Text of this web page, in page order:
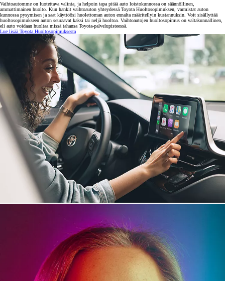
Vaihtoautomme on luotettava valinta, ja helpoin tapa pitää auto loistokunnossa on säännöllinen,
ammattimainen huolto. Kun hankit vaihtoauton yhteydessä Toyota Huoltosopimuksen, varmistat auton
kunnossa pysymisen ja saat käyttöösi huolettoman auton ennalta määritellyin kustannuksin. Voit sisällyttää
huoltosopimukseen auton seuraavat kaksi tai neljä huoltoa. Vaihtoautojen huoltosopimus on valtakunnallinen,
eli auto voidaan huoltaa missä tahansa Toyota-palvelupisteessä.
Lue lisää Toyota Huoltosopimuksesta